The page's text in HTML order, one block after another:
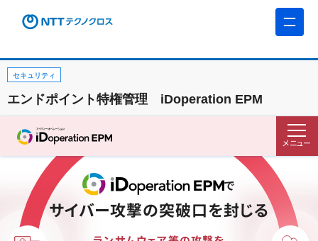
セキュリティ
エンドポイント特権管理 iDoperation EPM
メニュー
で
サイバー攻撃の突破口を封じる